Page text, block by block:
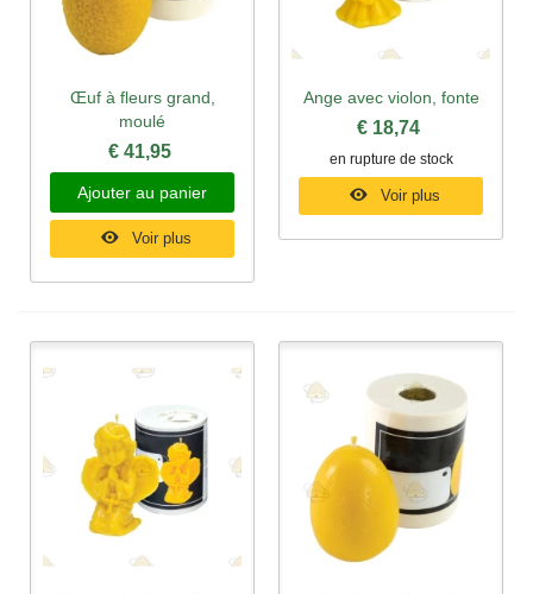
Œuf à fleurs grand,
moulé
€ 41,95
Ajouter au panier
Voir plus
Ange avec violon, fonte
€ 18,74
en rupture de stock
Voir plus